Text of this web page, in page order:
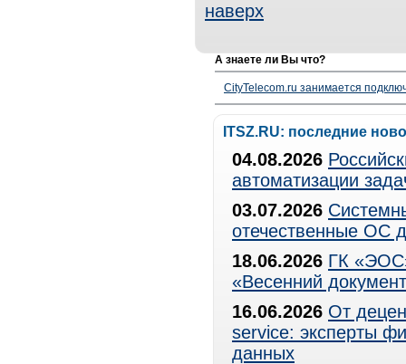
наверх
А знаете ли Вы что?
CityTelecom.ru занимается
ITSZ.RU: последние
04.08.2026
автоматизации
03.07.2026
отечественные ОС
18.06.2026 ГК
«Весенний
16.06.2026 От
service: эксперты
данных